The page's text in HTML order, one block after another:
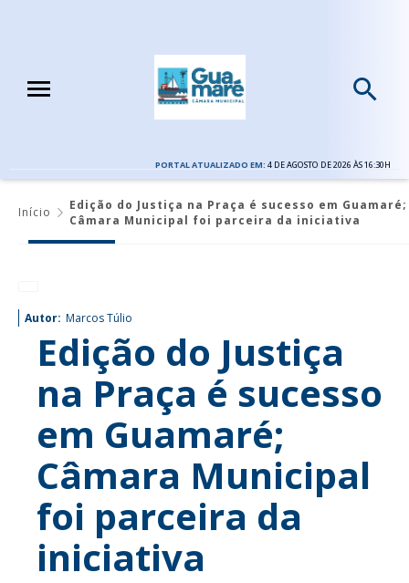
PORTAL ATUALIZADO EM: 4 DE AGOSTO DE 2026 ÀS 16:30H
Início
Edição do Justiça na Praça é sucesso em Guamaré;
Câmara Municipal foi parceira da iniciativa
Autor: Marcos Túlio
Edição do Justiça
na Praça é sucesso
em Guamaré;
Câmara Municipal
foi parceira da
iniciativa